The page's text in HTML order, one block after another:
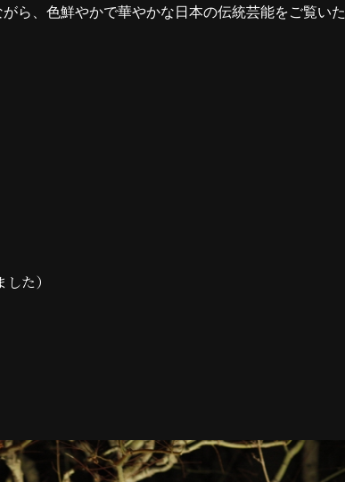
ら、色鮮やかで華やかな日本の伝統芸能をご覧いた
た）